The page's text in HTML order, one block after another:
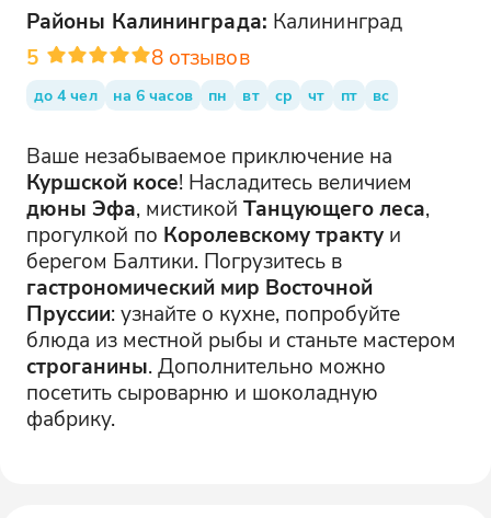
Районы Калининграда: Калининград
5
8 отзывов
до 4 чел на 6 часов пн вт ср чт пт вс
Ваше незабываемое приключение на
Куршской косе! Насладитесь величием
дюны Эфа, мистикой Танцующего леса,
прогулкой по Королевскому трактуи
берегом Балтики. Погрузитесь в
гастрономический мир Восточной
Пруссии: узнайте о кухне, попробуйте
блюда из местной рыбы и станьте мастером
строганины. Дополнительно можно
посетить сыроварню и шоколадную
фабрику.